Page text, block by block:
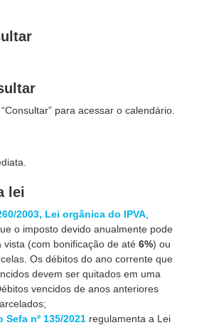
para acessar o calendário.
lei
2003, Lei orgânica do IPVA
o imposto devido anualmente pode
vista (com bonificação de até6%) ou
Os débitos do ano corrente que
devem ser quitados em uma
vencidos de anos anteriores
Sefa nº 135/2021 regulamenta a Lei